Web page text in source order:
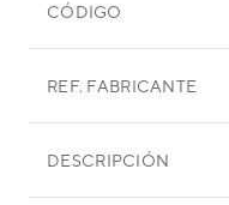
CÓDIGO
REF. FABRICANTE
DESCRIPCIÓN